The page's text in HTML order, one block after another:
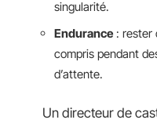
singularité.
Endurance : rester
compris pendant
d’attente.
Un directeur de